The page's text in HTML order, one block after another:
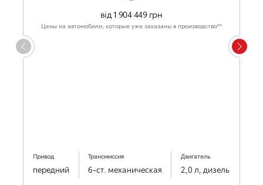
від 1 904 449 грн
Цены на автомобили, которые уже заказаны в производство**
Привод
передний
Трансмиссия
6-ст. механическая
Двигатель
2,0 л, дизель